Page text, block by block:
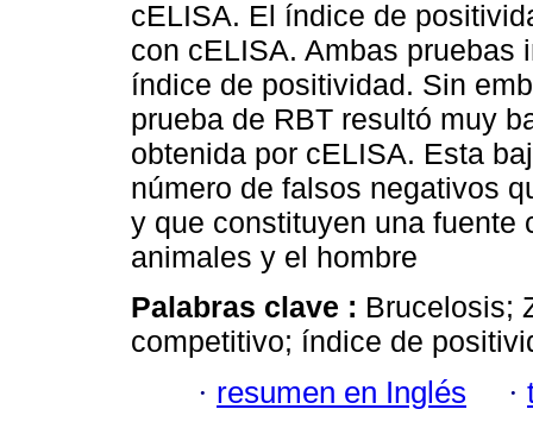
cELISA. El índice de
con cELISA. Ambas pruebas
índice de positividad. Sin
prueba de RBT resultó muy
obtenida por cELISA. Esta
número de falsos negativos
y que constituyen una fuente
animales y el hombre
Palabras clave : Brucelosis;
competitivo; índice de
· resumen en Inglés ·